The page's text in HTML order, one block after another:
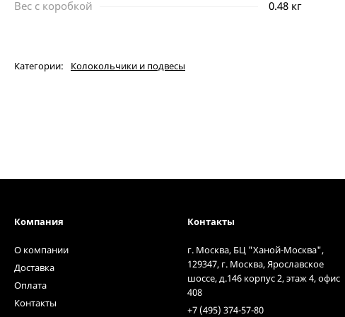
Вес с коробкой
0.48 кг
Категории: Колокольчики и подвесы
Компания
О компании
Доставка
Оплата
Контакты
Контакты
г. Москва, БЦ "Ханой-Москва",
129347, г. Москва, Ярославское
шоссе, д.146 корпус 2, этаж 4, офис
408
+7 (495) 374-57-80